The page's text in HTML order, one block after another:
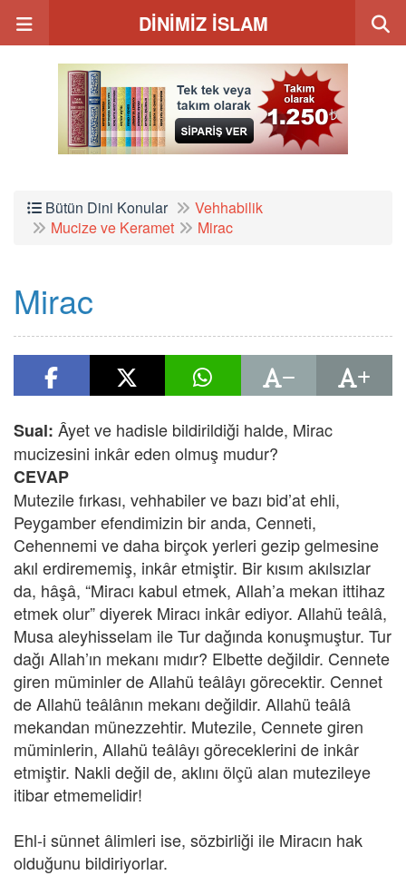
DİNİMİZ İSLAM
Bütün Dini Konular
Vehhabilik
Mucize ve Keramet
Mirac
Mirac
Sual: Âyet ve hadisle bildirildiği halde, Mirac
mucizesini inkâr eden olmuş mudur?
CEVAP
Mutezile fırkası, vehhabiler ve bazı bid’at ehli,
Peygamber efendimizin bir anda, Cenneti,
Cehennemi ve daha birçok yerleri gezip gelmesine
akıl erdirememiş, inkâr etmiştir. Bir kısım akılsızlar
da, hâşâ, “Miracı kabul etmek, Allah’a mekan ittihaz
etmek olur” diyerek Miracı inkâr ediyor. Allahü teâlâ,
Musa aleyhisselam ile Tur dağında konuşmuştur. Tur
dağı Allah’ın mekanı mıdır? Elbette değildir. Cennete
giren müminler de Allahü teâlâyı görecektir. Cennet
de Allahü teâlânın mekanı değildir. Allahü teâlâ
mekandan münezzehtir. Mutezile, Cennete giren
müminlerin, Allahü teâlâyı göreceklerini de inkâr
etmiştir. Nakli değil de, aklını ölçü alan mutezileye
itibar etmemelidir!
Ehl-i sünnet âlimleri ise, sözbirliği ile Miracın hak
olduğunu bildiriyorlar.